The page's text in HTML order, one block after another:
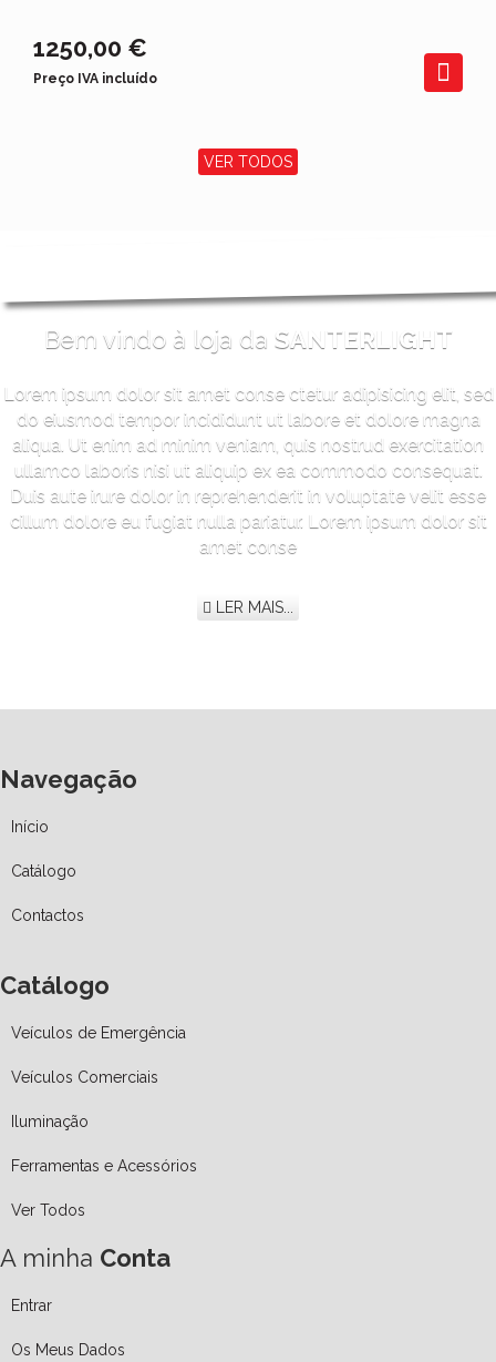
1250,00 €
Preço IVA incluído
VER TODOS
Bem vindo à loja da SANTERLIGHT
Lorem ipsum dolor sit amet conse ctetur adipisicing elit, sed
do eiusmod tempor incididunt ut labore et dolore magna
aliqua. Ut enim ad minim veniam, quis nostrud exercitation
ullamco laboris nisi ut aliquip ex ea commodo consequat.
Duis aute irure dolor in reprehenderit in voluptate velit esse
cillum dolore eu fugiat nulla pariatur. Lorem ipsum dolor sit
amet conse
LER MAIS...
Navegação
Início
Catálogo
Contactos
Catálogo
Veículos de Emergência
Veículos Comerciais
Iluminação
Ferramentas e Acessórios
Ver Todos
A minha Conta
Entrar
Os Meus Dados